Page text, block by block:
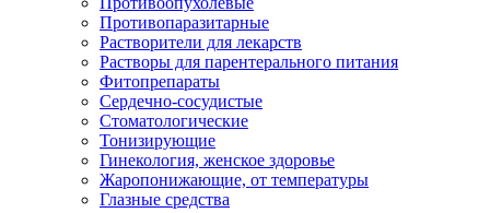
Противопаразитарные
Растворители для лекарств
Растворы для парентерального питания
Фитопрепараты
Сердечно-сосудистые
Стоматологические
Тонизирующие
Гинекология, женское здоровье
Жаропонижающие, от температуры
Глазные средства